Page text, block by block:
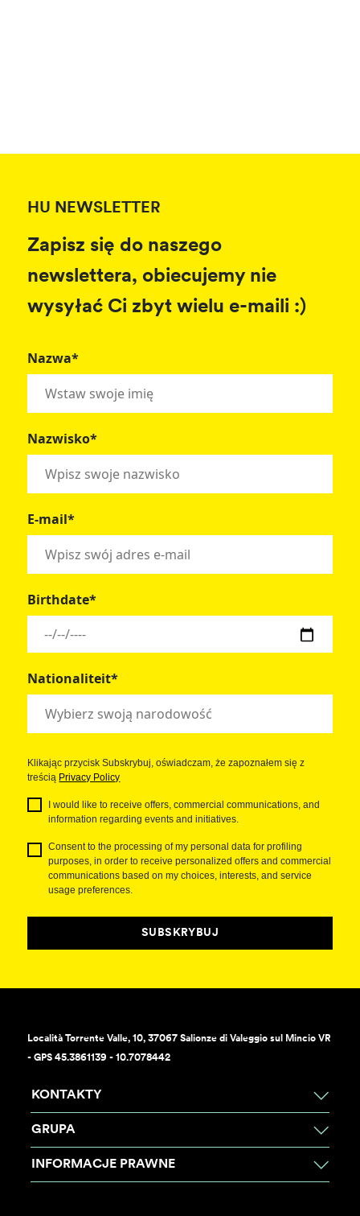
HU NEWSLETTER
Zapisz się do naszego
newslettera, obiecujemy nie
wysyłać Ci zbyt wielu e-maili :)
Nazwa*
Nazwisko*
E-mail*
Birthdate*
Nationaliteit*
Klikając przycisk Subskrybuj, oświadczam, że zapoznałem się z
treścią Privacy Policy
I would like to receive offers, commercial communications, and
information regarding events and initiatives.
Consent to the processing of my personal data for profiling
purposes, in order to receive personalized offers and commercial
communications based on my choices, interests, and service
usage preferences.
SUBSKRYBUJ
Località Torrente Valle, 10, 37067 Salionze di Valeggio sul Mincio VR
- GPS 45.3861139 - 10.7078442
KONTAKTY
GRUPA
INFORMACJE PRAWNE